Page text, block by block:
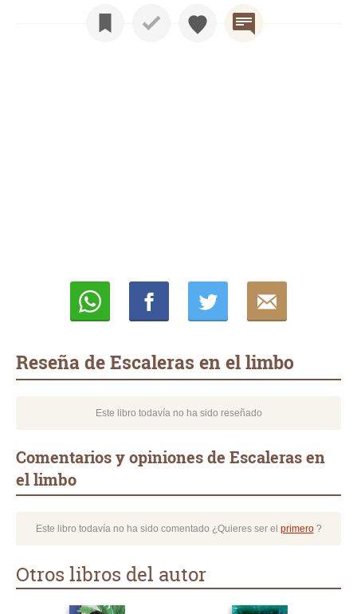
Reseña de Escaleras en el limbo
Este libro todavía no ha sido reseñado
Comentarios y opiniones de Escaleras en
el limbo
Este libro todavía no ha sido comentado ¿Quieres ser el primero?
Otros libros del autor